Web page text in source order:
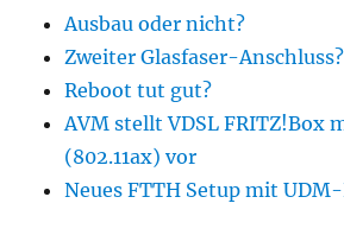
Ausbau oder nicht?
Zweiter Glasfaser-Anschluss?
Reboot tut gut?
AVM stellt VDSL FRITZ!Box
(802.11ax) vor
Neues FTTH Setup mit